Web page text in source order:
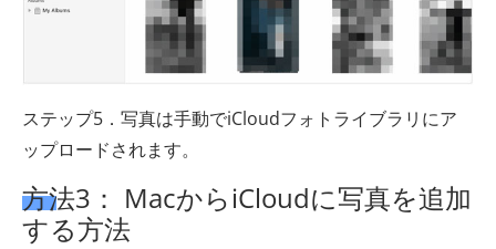
ステップ5．写真は手動でiCloudフォトライブラリにア
ップロードされます。
方法3： MacからiCloudに写真を追加
する方法